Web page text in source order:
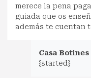
merece la pena
guiada que os
además te cuentan
Casa Botines
{started}